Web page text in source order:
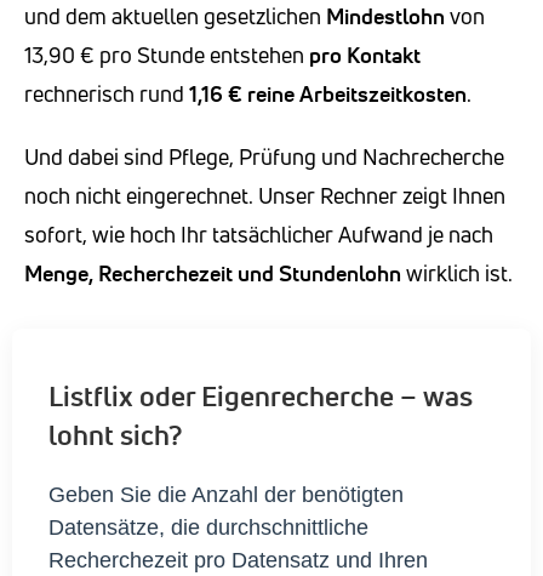
und dem aktuellen gesetzlichen Mindestlohn von
13,90 € pro Stunde entstehen pro Kontakt
rechnerisch rund 1,16 € reineArbeitszeitkosten.
Und dabei sind Pflege, Prüfung und Nachrecherche
noch nicht eingerechnet. Unser Rechner zeigt Ihnen
sofort, wie hoch Ihr tatsächlicher Aufwand je nach
Menge, Recherchezeit und Stundenlohn wirklich ist.
Listflix oder Eigenrecherche – was
lohnt sich?
Geben Sie die Anzahl der benötigten
Datensätze, die durchschnittliche
Recherchezeit pro Datensatz und Ihren